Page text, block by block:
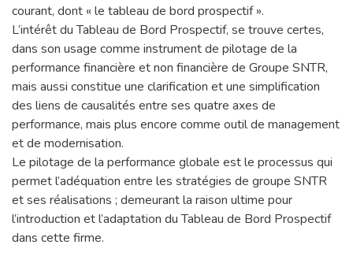
courant, dont « le tableau de bord prospectif ».
L’intérêt du Tableau de Bord Prospectif, se trouve certes,
dans son usage comme instrument de pilotage de la
performance financière et non financière de Groupe SNTR,
mais aussi constitue une clarification et une simplification
des liens de causalités entre ses quatre axes de
performance, mais plus encore comme outil de management
et de modernisation.
Le pilotage de la performance globale est le processus qui
permet l’adéquation entre les stratégies de groupe SNTR
et ses réalisations ; demeurant la raison ultime pour
l’introduction et l’adaptation du Tableau de Bord Prospectif
dans cette firme.